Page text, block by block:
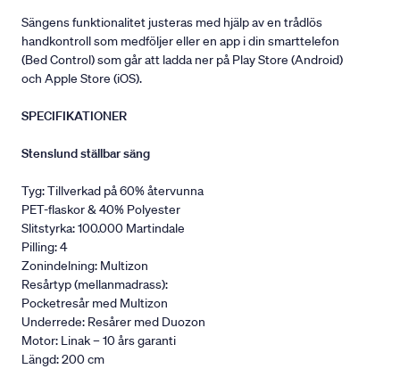
Sängens funktionalitet justeras med hjälp av en trådlös
handkontroll som medföljer eller en app i din smarttelefon
(Bed Control) som går att ladda ner på Play Store (Android)
och Apple Store (iOS).
SPECIFIKATIONER
Stenslund ställbar säng
Tyg: Tillverkad på 60% återvunna
PET-flaskor & 40% Polyester
Slitstyrka: 100.000 Martindale
Pilling: 4
Zonindelning: Multizon
Resårtyp (mellanmadrass):
Pocketresår med Multizon
Underrede: Resårer med Duozon
Motor: Linak – 10 års garanti
Längd: 200 cm